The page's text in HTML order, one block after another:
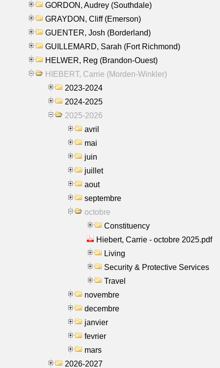
GORDON, Audrey (Southdale)
GRAYDON, Cliff (Emerson)
GUENTER, Josh (Borderland)
GUILLEMARD, Sarah (Fort Richmond)
HELWER, Reg (Brandon-Ouest)
HIEBERT, Carrie (Morden-Winkler)
2023-2024
2024-2025
2025-2026
avril
mai
juin
juillet
aout
septembre
octobre
Constituency
Hiebert, Carrie - octobre 2025.pdf
Living
Security & Protective Services
Travel
novembre
decembre
janvier
fevrier
mars
2026-2027